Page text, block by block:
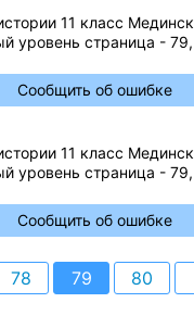
Сообщить об ошибке
Сообщить об ошибке
78 79 80